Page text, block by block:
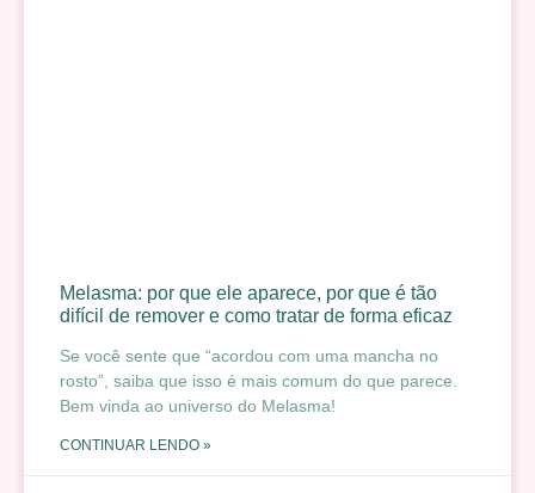
Melasma: por que ele aparece, por que é tão
difícil de remover e como tratar de forma eficaz
Se você sente que “acordou com uma mancha no
rosto”, saiba que isso é mais comum do que parece.
Bem vinda ao universo do Melasma!
CONTINUAR LENDO »